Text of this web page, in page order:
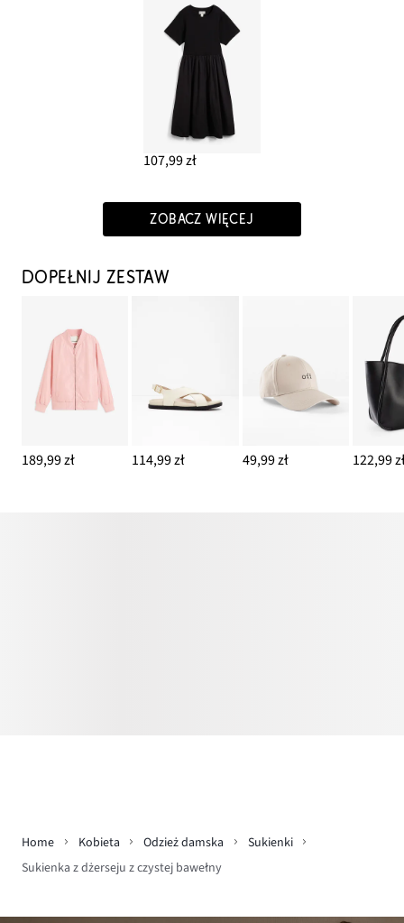
107,99 zł
ZOBACZ WIĘCEJ
DOPEŁNIJ ZESTAW
189,99 zł 114,99 zł 49,99 zł 122,99
Home Kobieta Odzież damska
Sukienki
Sukienka z dżerseju z czystej bawełny